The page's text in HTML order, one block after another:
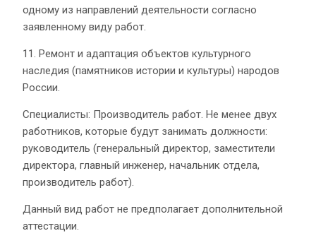
одному из направлений деятельности согласно
заявленному виду работ.
11. Ремонт и адаптация объектов культурного
наследия (памятников истории и культуры) народов
России.
Специалисты: Производитель работ. Не менее двух
работников, которые будут занимать должности:
руководитель (генеральный директор, заместители
директора, главный инженер, начальник отдела,
производитель работ).
Данный вид работ не предполагает дополнительной
аттестации.